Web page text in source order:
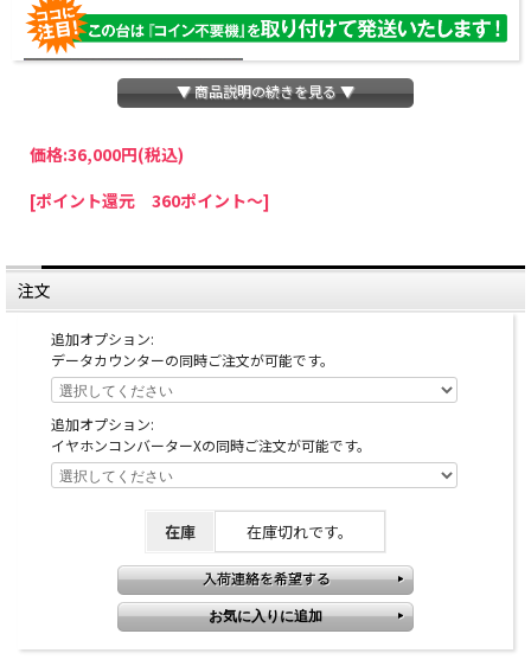
パチスロわっしょいでは、全ての台に「コイン不要機」を無料で取り付けて発送さ
せていただいております。コイン不要機をご利用になられますと、コインが必要な
ていただきましたら、ご注文価格より2000円引きいたします。
※在庫切れの台でも入荷している場合がありますので、電話かメールにてお問い合
わせ下さい。
▼ 商品説明の続きを見る ▼
価格:36,000円(税込)
[ポイント還元 360ポイント～]
注文
追加オプション:
データカウンターの同時ご注文が可能です。
追加オプション:
イヤホンコンバーターXの同時ご注文が可能です。
在庫 在庫切れです。